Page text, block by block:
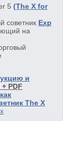
5 (The X for
советник Exp
на
и
+ PDF
The X